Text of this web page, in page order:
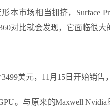
本市场相当拥挤，Surface
对比就会发现，它面临很大
美元，11月15日开始销
。与原来的Maxwell